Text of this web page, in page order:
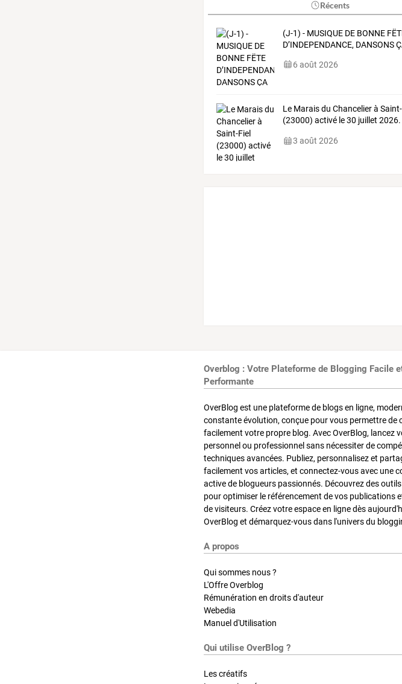
Récents
(J-1) -MUSIQUEDEBONNE
D’INDEPENDANCE, DANSONS
6 août 2026
LeMaraisdu Chancelierà
(23000) activéle30 juillet 2026.
3 août 2026
Overblog : Votre Plateforme de Blogging Facile
Performante
OverBlog est une plateforme de blogs en ligne,
constante évolution, conçue pour vous permettre de
facilement votre propre blog. Avec OverBlog, lancez
personnel ou professionnel sans nécessiter de
techniques avancées. Publiez, personnalisez et
facilement vos articles, et connectez-vous avec une
active de blogueurs passionnés. Découvrez des
pour optimiser le référencement de vos publications
de visiteurs. Créez votre espace en ligne dès
OverBlog et démarquez-vous dans l'univers du
A propos
Qui sommes nous ?
L'Offre Overblog
Rémunération en droits d'auteur
Webedia
Manuel d'Utilisation
Qui utilise OverBlog ?
Les créatifs